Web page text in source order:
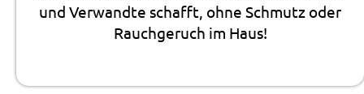
und Verwandte schafft, ohne Schmutz oder
Rauchgeruch im Haus!